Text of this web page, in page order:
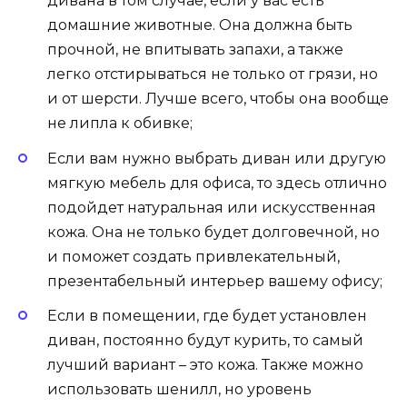
домашние животные. Она должна быть
прочной, не впитывать запахи, а также
легко отстирываться не только от грязи, но
и от шерсти. Лучше всего, чтобы она вообще
не липла к обивке;
Если вам нужно выбрать диван или другую
мягкую мебель для офиса, то здесь отлично
подойдет натуральная или искусственная
кожа. Она не только будет долговечной, но
и поможет создать привлекательный,
презентабельный интерьер вашему офису;
Если в помещении, где будет установлен
диван, постоянно будут курить, то самый
лучший вариант – это кожа. Также можно
использовать шенилл, но уровень